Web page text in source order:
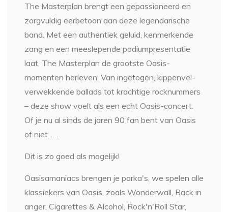
The Masterplan brengt een gepassioneerd en
zorgvuldig eerbetoon aan deze legendarische
band. Met een authentiek geluid, kenmerkende
zang en een meeslepende podiumpresentatie
laat, The Masterplan de grootste Oasis-
momenten herleven. Van ingetogen, kippenvel-
verwekkende ballads tot krachtige rocknummers
– deze show voelt als een echt Oasis-concert.
Of je nu al sinds de jaren 90 fan bent van Oasis
of niet...…
Dit is zo goed als mogelijk!
Oasisamaniacs brengen je parka's, we spelen alle
klassiekers van Oasis, zoals Wonderwall, Back in
anger, Cigarettes & Alcohol, Rock'n'Roll Star,